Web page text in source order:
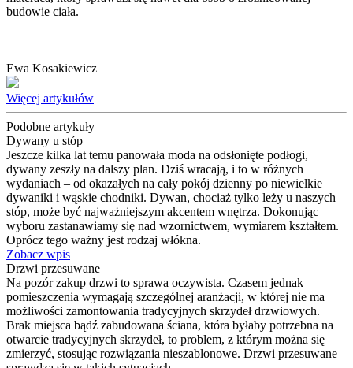
budowie ciała.
Ewa Kosakiewicz
Więcej artykułów
Podobne artykuły
Dywany u stóp
Jeszcze kilka lat temu panowała moda na odsłonięte podłogi,
dywany zeszły na dalszy plan. Dziś wracają, i to w różnych
wydaniach – od okazałych na cały pokój dzienny po niewielkie
dywaniki i wąskie chodniki. Dywan, chociaż tylko leży u naszych
stóp, może być najważniejszym akcentem wnętrza. Dokonując
wyboru zastanawiamy się nad wzornictwem, wymiarem kształtem.
Oprócz tego ważny jest rodzaj włókna.
Zobacz wpis
Drzwi przesuwane
Na pozór zakup drzwi to sprawa oczywista. Czasem jednak
pomieszczenia wymagają szczególnej aranżacji, w której nie ma
możliwości zamontowania tradycyjnych skrzydeł drzwiowych.
Brak miejsca bądź zabudowana ściana, która byłaby potrzebna na
otwarcie tradycyjnych skrzydeł, to problem, z którym można się
zmierzyć, stosując rozwiązania nieszablonowe. Drzwi przesuwane